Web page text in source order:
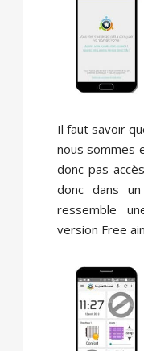
Il faut savoir
nous sommes
donc pas
donc dans
ressemble
version Free